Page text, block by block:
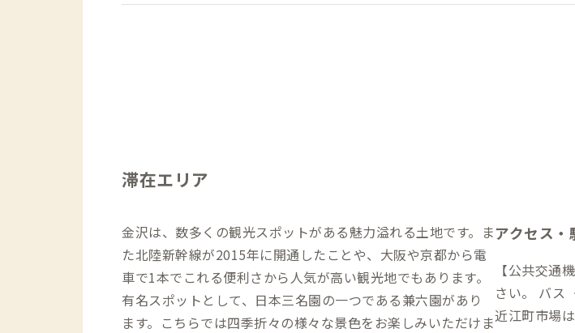
滞在エリア
金沢は、数多くの観光スポットがある魅力溢れる土地です。ま
た北陸新幹線が2015年に開通したことや、大阪や京都から電
車で1本でこれる便利さから人気が高い観光地でもあります。
有名スポットとして、日本三名園の一つである兼六園があり
ます。こちらでは四季折々の様々な景色をお楽しみいただけま
アクセス・
【公共交通
さい。 バス ・金沢駅東口からバス停「近江町市場」までお越しください。 ・
近江町市場